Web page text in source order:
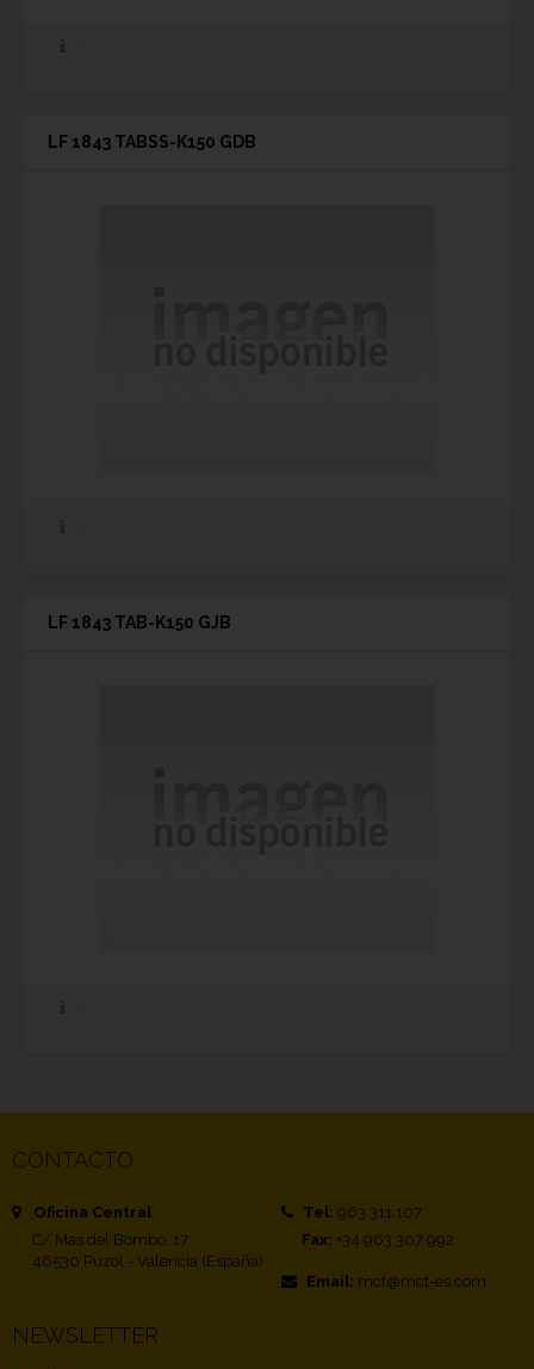
LF 1843 TABSS-K150 GDB
LF 1843 TAB-K150 GJB
CONTACTO
Oficina Central
C/ Mas del Bombo, 17
46530 Puzol - Valencia (España)
Tel: 963 311 107
Fax: +34 963 307 992
Email: mct@mct-es.com
NEWSLETTER